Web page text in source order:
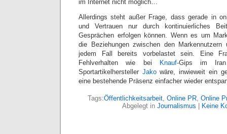
im Internet nicht möglich…
Allerdings steht außer Frage, dass gerade in
und Vertrauen nur durch kontinuierliches
Gesprächen erfolgen können. Wenn es um
die Beziehungen zwischen den Markennutzern
jedem Fall bereits vorbelastet sein. Eine
Fehlverhalten wie bei
Knauf-Gips im
Sportartikelhersteller Jakowäre, inwieweit ein
eine bestehende Präsenz einfacher wieder
Tags:Öffentlichkeitsarbeit, Online PR, Online
Abgelegt in Journalismus Keine